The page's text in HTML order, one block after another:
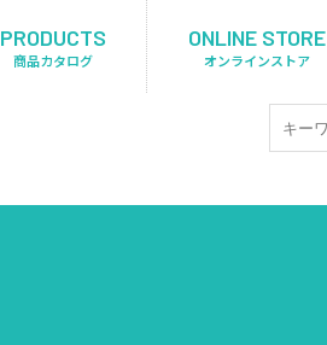
PRODUCTS
商品カタログ
ONLINE STORE
オンラインストア